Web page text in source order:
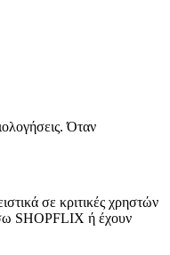
Όταν
σε κριτικές χρηστών
SHOPFLIX ή έχουν